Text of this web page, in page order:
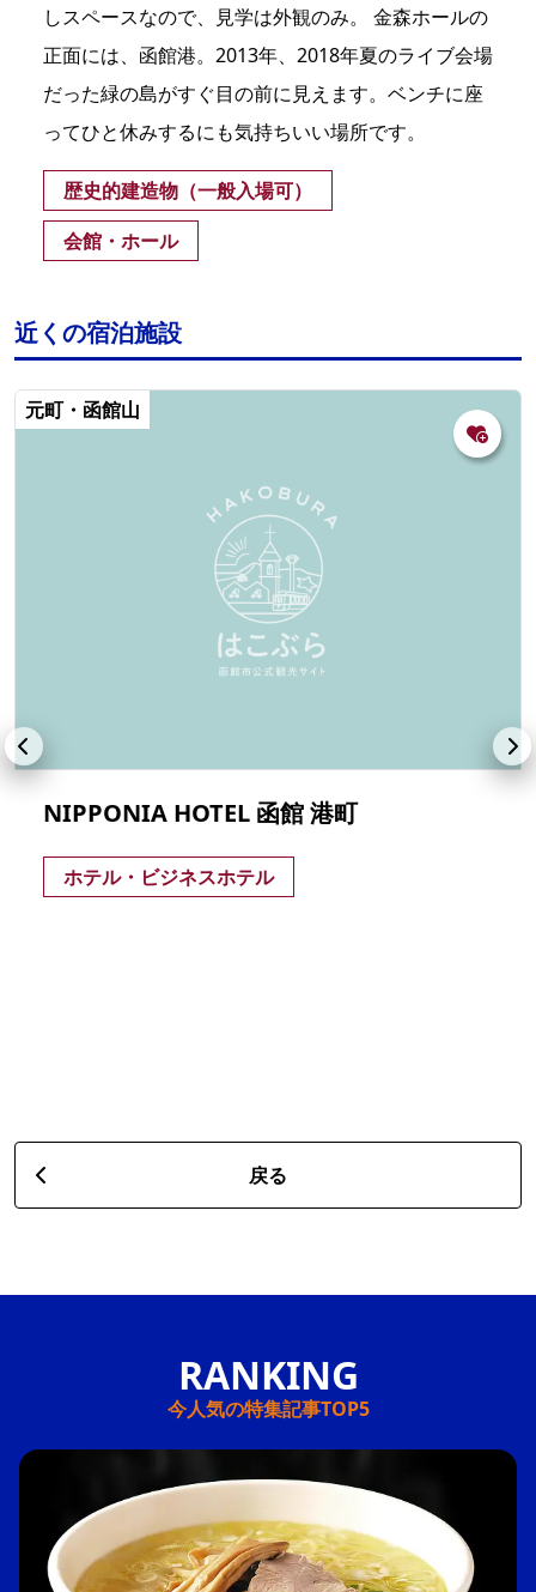
しスペースなので、見学は外観のみ。 金森ホールの
正面には、函館港。2013年、2018年夏のライブ会場
だった緑の島がすぐ目の前に見えます。ベンチに座
ってひと休みするにも気持ちいい場所です。
歴史的建造物（一般入場可）
会館・ホール
近くの宿泊施設
元町・函館山
NIPPONIA HOTEL 函館 港町
ホテル・ビジネスホテル
戻る
今人気の特集記事TOP5